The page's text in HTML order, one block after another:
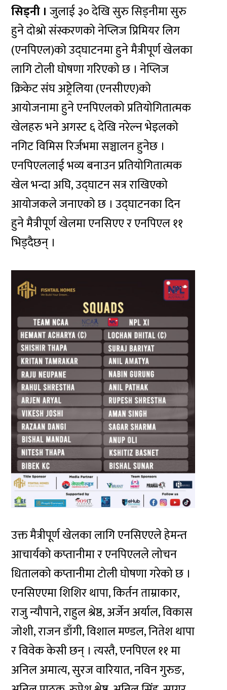
सिड्नी । जुलाई ३० देखि सुरु सिड्नीमा सुरु
हुने दोश्रो संस्करणको नेप्लिज प्रिमियर लिग
(एनपिएल)को उद्घाटनमा हुने मैत्रीपूर्ण खेलका
लागि टोली घोषणा गरिएको छ । नेप्लिज
क्रिकेट संघ अष्ट्रेलिया (एनसीएए)को
आयोजनामा हुने एनपिएलको प्रतियोगितात्मक
खेलहरु भने अगस्ट ६ देखि नरेल्न भेइलको
नगिट विमिस रिर्जभमा सञ्चालन हुनेछ ।
एनपिएललाई भव्य बनाउन प्रतियोगितात्मक
खेल भन्दा अघि, उद्घाटन सत्र राखिएको
आयोजकले जनाएको छ । उद्घाटनका दिन
हुने मैत्रीपूर्ण खेलमा एनसिएए र एनपिएल ११
भिड्दैछन् ।
उक्त मैत्रीपूर्ण खेलका लागि एनसिएएले हेमन्त
आचार्यको कप्तानीमा र एनपिएलले लोचन
धितालको कप्तानीमा टोली घोषणा गरेको छ ।
एनसिएएमा शिशिर थापा, किर्तन ताम्राकार,
राजु न्यौपाने, राहुल श्रेष्ठ, अर्जेन अर्याल, विकास
जोशी, राजन डाँगी, विशाल मण्डल, नितेश थापा
र विवेक केसी छन् । त्यस्तै, एनपिएल ११ मा
अनिल अमात्य, सुरज वारियात, नविन गुरुङ,